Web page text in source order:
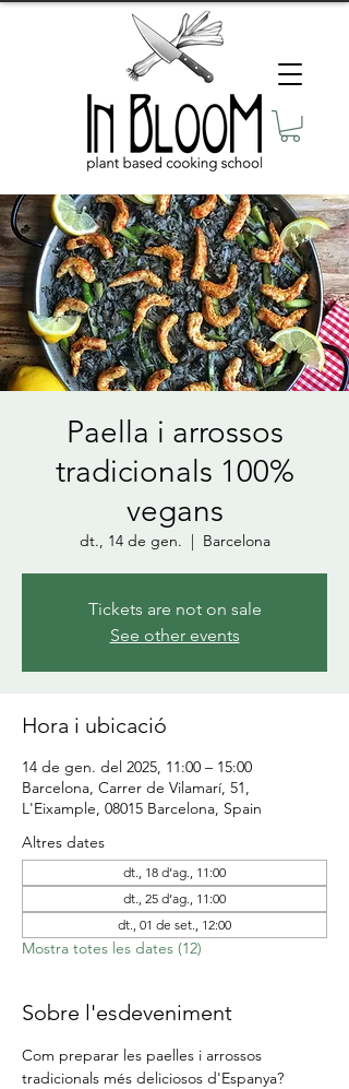
Paella i arrossos
tradicionals 100%
vegans
dt., 14 de gen.
  |
Barcelona
Tickets are not on sale
See other events
Hora i ubicació
14 de gen. del 2025, 11:00 – 15:00
Barcelona, Carrer de Vilamarí, 51,
L'Eixample, 08015 Barcelona, Spain
Altres dates
dt., 18 d’ag., 11:00
dt., 25 d’ag., 11:00
dt., 01 de set., 12:00
Mostra totes les dates (12)
Sobre l'esdeveniment
Com preparar les paelles i arrossos
tradicionals més deliciosos d'Espanya?